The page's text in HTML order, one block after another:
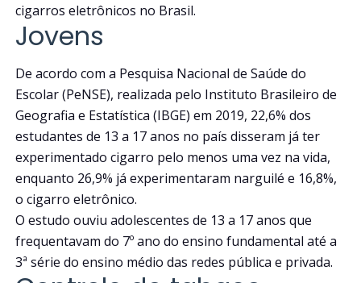
cigarros eletrônicos no Brasil.
Jovens
De acordo com a Pesquisa Nacional de Saúde do
Escolar (PeNSE), realizada pelo Instituto Brasileiro de
Geografia e Estatística (IBGE) em 2019, 22,6% dos
estudantes de 13 a 17 anos no país disseram já ter
experimentado cigarro pelo menos uma vez na vida,
enquanto 26,9% já experimentaram narguilé e 16,8%,
o cigarro eletrônico.
O estudo ouviu adolescentes de 13 a 17 anos que
frequentavam do 7º ano do ensino fundamental até a
3ª série do ensino médio das redes pública e privada.